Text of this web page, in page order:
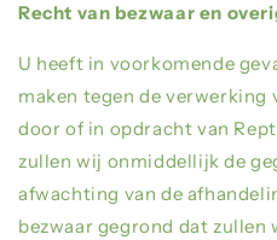
Recht van bezwaar en
U heeft in voorkomende
maken tegen de verwerking
door of in opdracht van
zullen wij onmiddellijk de
afwachting van de
bezwaar gegrond dat